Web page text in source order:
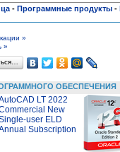
- Программные продукты -
»
»
ОБЕСПЕЧЕНИЯ
LT 2022
New
user ELD
Subscription